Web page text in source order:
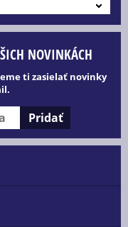
NOVINKÁCH
ti zasielať novinky